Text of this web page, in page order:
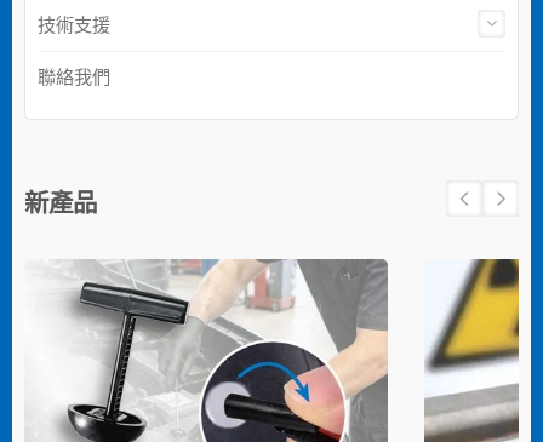
技術支援
聯絡我們
新產品